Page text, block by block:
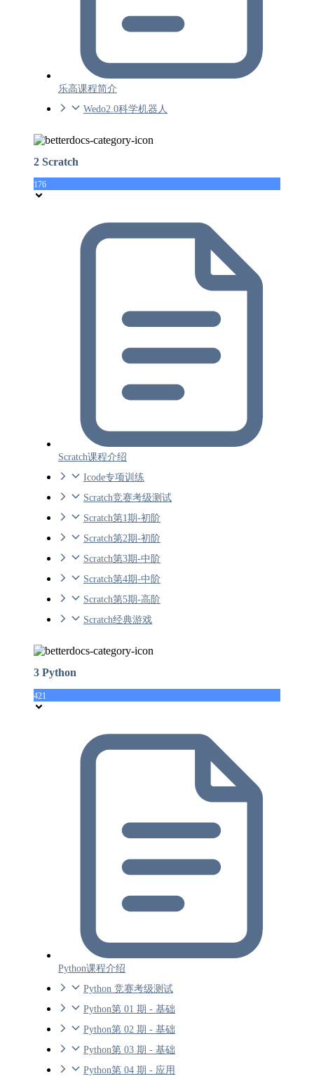
乐高课程简介
Wedo2.0科学机器人
2 Scratch
176
Scratch课程介绍
Icode专项训练
Scratch竞赛考级测试
Scratch第1期-初阶
Scratch第2期-初阶
Scratch第3期-中阶
Scratch第4期-中阶
Scratch第5期-高阶
Scratch经典游戏
3 Python
421
Python课程介绍
Python 竞赛考级测试
Python第 01 期 - 基础
Python第 02 期 - 基础
Python第 03 期 - 基础
Python第 04 期 - 应用